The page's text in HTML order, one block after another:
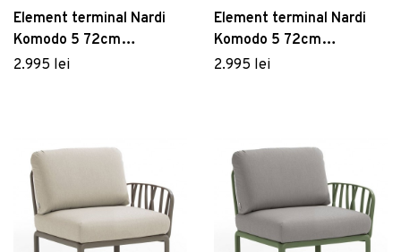
Element terminal Nardi
Komodo 5 72cm
dreapta/stanga cadru
2.995 lei
Element terminal Nardi
Komodo 5 72cm
dreapta/stanga cadru
2.995 lei